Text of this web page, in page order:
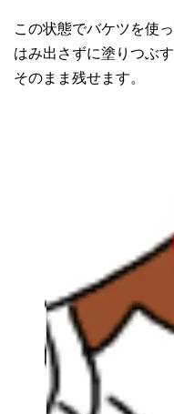
この状態でバケツを使
はみ出さずに塗りつぶ
そのまま残せます。